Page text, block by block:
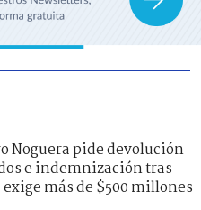
Noguera pide devolución
e indemnización tras
más de $500 millones